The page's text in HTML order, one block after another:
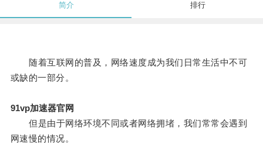
简介 排行
随着互联网的普及，网络速度成为我们日常生活中不可
或缺的一部分。
91vp加速器官网
但是由于网络环境不同或者网络拥堵，我们常常会遇到
网速慢的情况。